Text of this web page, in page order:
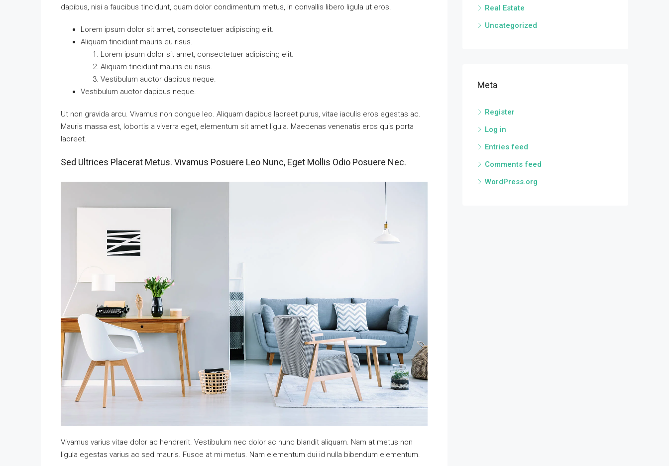
dapibus, nisi a faucibus tincidunt, quam dolor condimentum metus, in convallis libero ligula ut eros.
Lorem ipsum dolor sit amet, consectetuer adipiscing elit.
Aliquam tincidunt mauris eu risus.
Lorem ipsum dolor sit amet, consectetuer adipiscing elit.
Aliquam tincidunt mauris eu risus.
Vestibulum auctor dapibus neque.
Vestibulum auctor dapibus neque.
Ut non gravida arcu. Vivamus non congue leo. Aliquam dapibus laoreet purus, vitae iaculis eros egestas ac.
Mauris massa est, lobortis a viverra eget, elementum sit amet ligula. Maecenas venenatis eros quis porta
laoreet.
Sed Ultrices Placerat Metus. Vivamus Posuere Leo Nunc, Eget Mollis Odio Posuere Nec.
Vivamus varius vitae dolor ac hendrerit. Vestibulum nec dolor ac nunc blandit aliquam. Nam at metus non
ligula egestas varius ac sed mauris. Fusce at mi metus. Nam elementum dui id nulla bibendum elementum.
Real Estate
Uncategorized
Meta
Register
Log in
Entries feed
Comments feed
WordPress.org